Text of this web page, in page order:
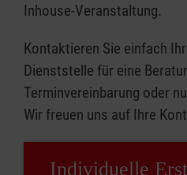
Inhouse-Veranstaltung.
Kontaktieren Sie einfach
Dienststelle für eine
Terminvereinbarung oder
Wir freuen uns auf Ihre
Individuelle